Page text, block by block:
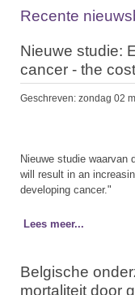
Recente
Nieuwe studie:
cancer - the
Geschreven: zondag 02
Nieuwe studie
will result in an
developing cancer."
Lees meer...
Belgische
mortaliteit door